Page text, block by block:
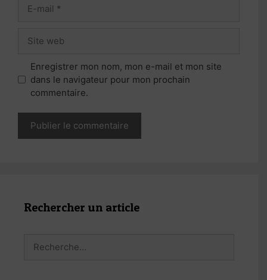
mail
web
Enregistrer mon nom, mon e-mail et mon site
dans le navigateur pour mon prochain
commentaire.
Rechercher un article
Rechercher :